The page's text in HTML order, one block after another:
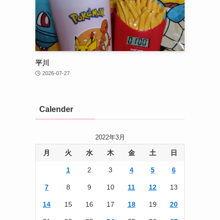
平川
2026-07-27
Calender
2022年3月
月 火 水 木 金 土 日
1 2 3 4 5 6
7 8 9 10 11 12 13
14 15 16 17 18 19 20